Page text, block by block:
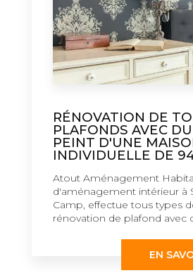
RÉNOVATION DE
PLAFONDS AVEC
PEINT D'UNE
INDIVIDUELLE DE
Atout Aménagement
d'aménagement intérieur à
Camp, effectue tous types
rénovation de plafond avec
EN